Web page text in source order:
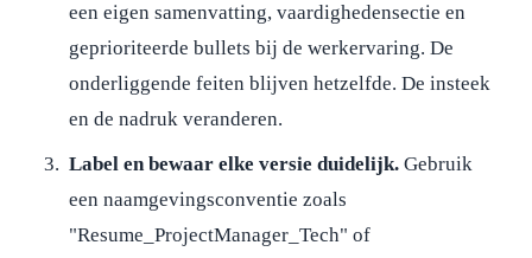
een eigen samenvatting, vaardighedensectie en
geprioriteerde bullets bij de werkervaring. De
onderliggende feiten blijven hetzelfde. De insteek
en de nadruk veranderen.
Label en bewaar elke versie duidelijk.Gebruik
een naamgevingsconventie zoals
"Resume_ProjectManager_Tech" of